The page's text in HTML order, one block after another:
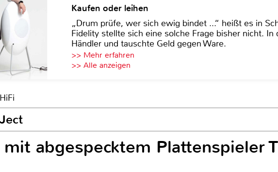
Kaufen oder leihen
„Drum prüfe, wer sich ewig bindet ...“ heißt es in
Fidelity stellte sich eine solche Frage bisher nicht. In
Händler und tauschte Geld gegen Ware.
>> Mehr erfahren
>> Alle anzeigen
abgespecktem Plattenspieler